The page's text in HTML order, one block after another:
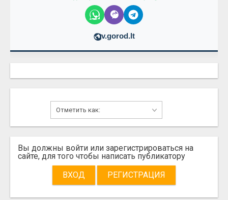
v.gorod.lt
Вы должны войти или зарегистрироваться на
сайте, для того чтобы написать публикатору
ВХОД
РЕГИСТРАЦИЯ